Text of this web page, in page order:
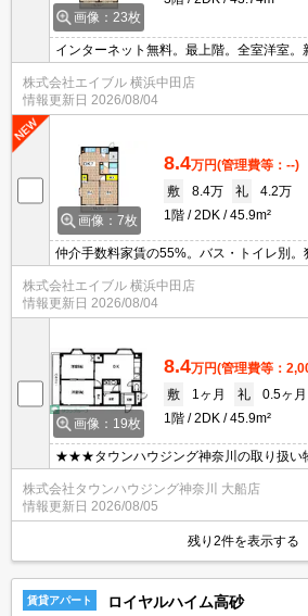
画像：23枚
インターネット無料。最上階。全室洋室。
から。経済的な都市ガス使用。駅まで徒歩
最新の空室状況はお気軽にお問い合わせ下
株式会社エイブル 横浜中田店
情報更新日 2026/08/04
画像：7枚
8.4万円(管理費等：--)
敷
8.4万 礼
4.2万
1階
2DK 45.9m²
仲介手数料家賃の55%。バス・トイレ別。
基付き。TVインターホン付き。J:COMイ
で利用可能。経済的な都市ガス使用。
株式会社エイブル 横浜中田店
情報更新日 2026/08/04
画像：19枚
8.4万円(管理費等：
敷
1ヶ月 礼
0.5ヶ月
1階
2DK 45.9m²
★★★タウンハウジング神奈川の取り扱
株式会社タウンハウジング神奈川 大船店
情報更新日 2026/08/05
残り2件を表示する
賃貸アパート ロイヤルハイム高砂